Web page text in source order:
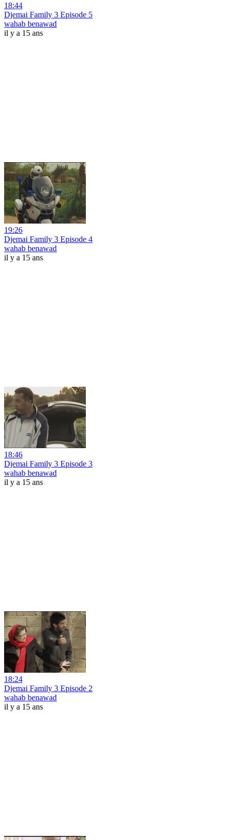
18:44
Djemai Family 3 Episode 5
wahab benawad
il y a 15 ans
19:26
Djemai Family 3 Episode 4
wahab benawad
il y a 15 ans
18:46
Djemai Family 3 Episode 3
wahab benawad
il y a 15 ans
18:24
Djemai Family 3 Episode 2
wahab benawad
il y a 15 ans